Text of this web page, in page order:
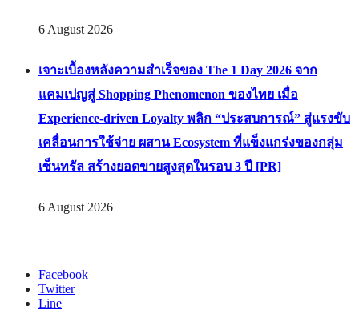
6 August 2026
เจาะเบื้องหลังความสำเร็จของ The 1 Day 2026 จาก
แคมเปญสู่ Shopping Phenomenon ของไทย เมื่อ
Experience-driven Loyalty พลิก “ประสบการณ์” สู่แรงขับ
เคลื่อนการใช้จ่าย ผสาน Ecosystem ที่แข็งแกร่งของกลุ่ม
เซ็นทรัล สร้างยอดขายสูงสุดในรอบ 3 ปี [PR]
6 August 2026
Facebook
Twitter
Line